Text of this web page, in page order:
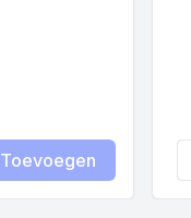
Toevoegen